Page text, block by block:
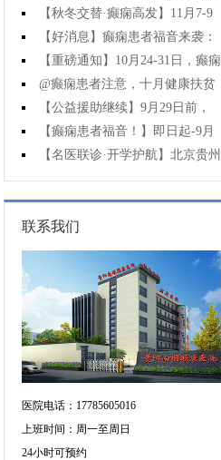
第十一届CAAE国际癫痫论坛暨协会
成立20周年庆典
【秋冬交替·癫痫高发】11月7-9
日，超难约的北京三甲名医，携手
贵州专家团共抗癫痫，速约！
【好消息】癫痫患者福音来袭：
万元救助+半价专项检查+京黔专家
免费亲诊，符合条件者速申请！
【重磅通知】10月24-31日，癫痫
病专项检查全额救助+京黔名医免费
亲诊+高达万元补贴，名额有限，速
@癫痫患者注意，十月健康扶贫
救助计划开启，专家免费亲诊+高达
万元治疗救助，速抢名额！
【公益援助继续】9月29日前，
癫痫名医免费亲诊+检查治疗大额援
助持续发放，速约！
【癫痫患者福音！】即日起-9月
15日，专项检查免费+北京三甲知名
专家空降贵阳亲诊，勿错过！
【名医联诊·开学护航】北京贵州
三甲癫痫名医公益亲诊+检查治疗大
额援助，速约！
联系我们
医院电话：17785605016
上班时间：周一至周日
24小时可预约